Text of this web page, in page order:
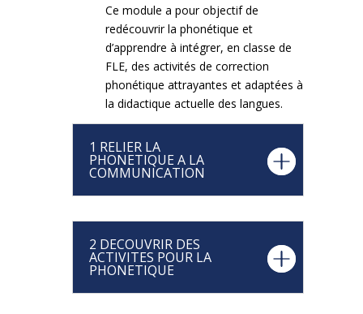
Ce module a pour objectif de
redécouvrir la phonétique et
d’apprendre à intégrer, en classe de
FLE, des activités de correction
phonétique attrayantes et adaptées à
la didactique actuelle des langues.
1 RELIER LA
PHONETIQUE A LA
COMMUNICATION
2 DECOUVRIR DES
ACTIVITES POUR LA
PHONETIQUE